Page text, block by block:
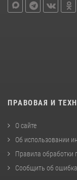
ПРАВОВАЯ И
О сайте
Об использовании
Правила обработки
Сообщить об